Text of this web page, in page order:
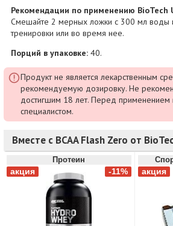
Рекомендации по применению BioTech
Смешайте 2 мерных ложки с 300 мл воды
тренировки или во время нее.
Порций в упаковке: 40.
Продукт не является лекарственным
рекомендуемую дозировку. Не
достигшим 18 лет. Перед применением
специалистом.
Вместе с BCAA Flash Zero от
Протеин